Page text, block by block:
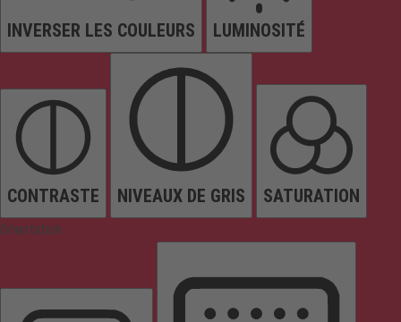
INVERSER LES COULEURS LUMINOSITÉ
CONTRASTE NIVEAUX DE GRIS SATURATION
Orientation